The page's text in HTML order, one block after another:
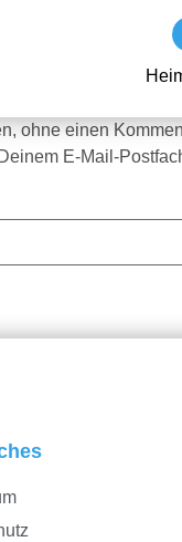
ohne einen
E-Mail-